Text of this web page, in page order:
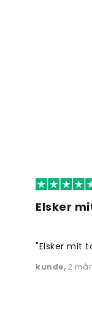
Elsker
"Elsker mit
kunde, 2